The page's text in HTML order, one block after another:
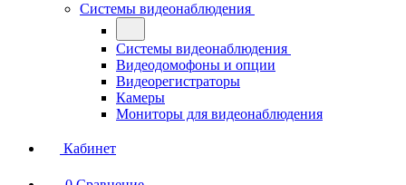
Системы видеонаблюдения
Системы видеонаблюдения
Видеодомофоны и опции
Видеорегистраторы
Камеры
Мониторы для видеонаблюдения
Кабинет